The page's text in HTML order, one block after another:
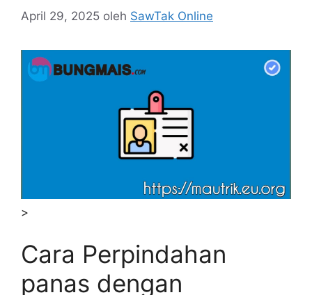
April 29, 2025 oleh SawTak Online
>
Cara Perpindahan
panas dengan